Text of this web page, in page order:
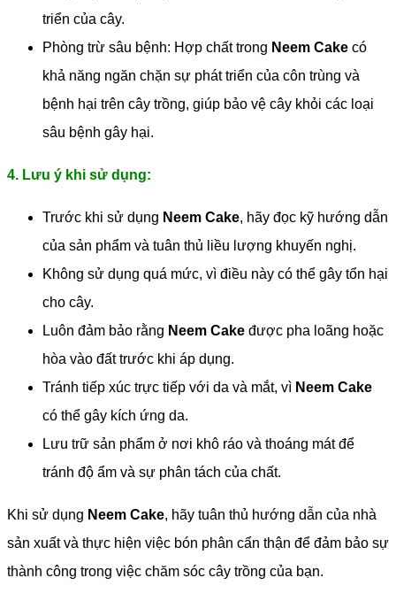
triển của cây.
Phòng trừ sâu bệnh: Hợp chất trong Neem Cake có
khả năng ngăn chặn sự phát triển của côn trùng và
bệnh hại trên cây trồng, giúp bảo vệ cây khỏi các loại
sâu bệnh gây hại.
4. Lưu ý khi sử dụng:
Trước khi sử dụng Neem Cake, hãy đọc kỹ hướng dẫn
của sản phẩm và tuân thủ liều lượng khuyến nghị.
Không sử dụng quá mức, vì điều này có thể gây tổn hại
cho cây.
Luôn đảm bảo rằng Neem Cake được pha loãng hoặc
hòa vào đất trước khi áp dụng.
Tránh tiếp xúc trực tiếp với da và mắt, vì Neem Cake
có thể gây kích ứng da.
Lưu trữ sản phẩm ở nơi khô ráo và thoáng mát để
tránh độ ẩm và sự phân tách của chất.
Khi sử dụng Neem Cake, hãy tuân thủ hướng dẫn của nhà
sản xuất và thực hiện việc bón phân cẩn thận để đảm bảo sự
thành công trong việc chăm sóc cây trồng của bạn.